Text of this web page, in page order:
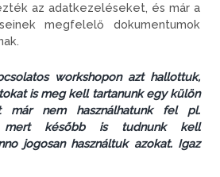
az adatkezeléseket, és már a
megfelelő dokumentumok
workshopon azt hallottuk,
is meg kell tartanunk egy külön
már nem használhatunk fel pl.
mert később is tudnunk kell
jogosan használtuk azokat. Igaz